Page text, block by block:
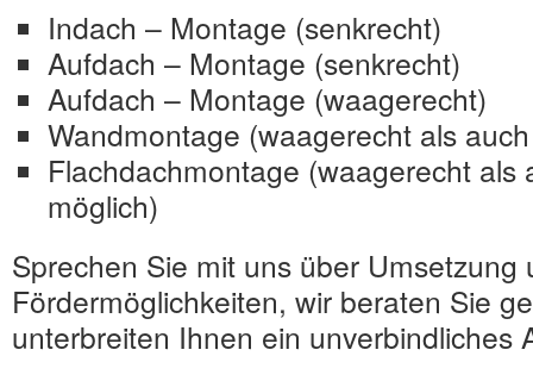
Indach – Montage (senkrecht)
Aufdach – Montage (senkrecht)
Aufdach – Montage (waagerecht)
Wandmontage (waagerecht als
Flachdachmontage (waagerecht als
möglich)
Sprechen Sie mit uns über Umsetzung
Fördermöglichkeiten, wir beraten Sie
unterbreiten Ihnen ein unverbindliches